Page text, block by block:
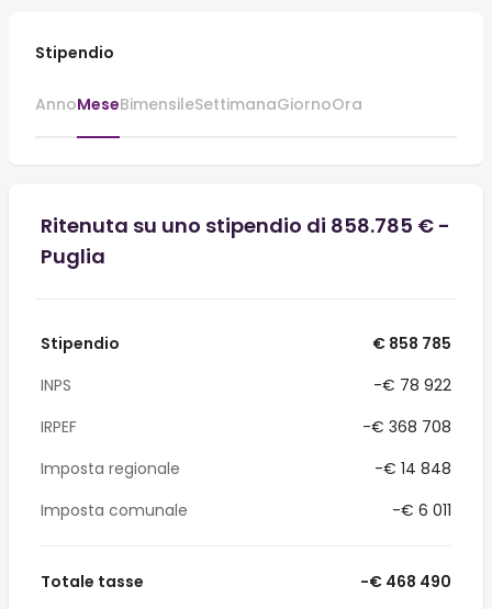
Stipendio
AnnoMeseBimensileSettimanaGiornoOra
Ritenuta su uno stipendio di 858.785 € -
Puglia
Stipendio
€ 858 785
INPS
-€ 78 922
IRPEF
-€ 368 708
Imposta regionale
-€ 14 848
Imposta comunale
-€ 6 011
Totale tasse -€ 468 490